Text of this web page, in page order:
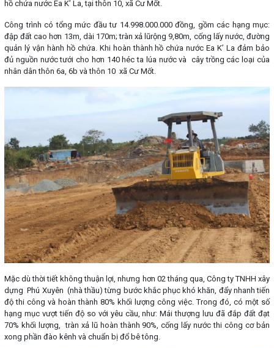
hồ chứa nước Ea K’ La, tại thôn 10, xã Cư Mốt.
Công trình có tổng mức đầu tư 14.998.000.000 đồng, gồm các hạng mục:
đập đất cao hơn 13m, dài 170m; tràn xả lũrộng 9,80m, cống lấy nước, đường
quản lý vận hành hồ chứa. Khi hoàn thành hồ chứa nước Ea K’ La đảm bảo
đủ nguồn nước tưới cho hơn 140 héc ta lúa nước và cây trồng các loại của
nhân dân thôn 6a, 6b và thôn 10 xã Cư Mốt.
Mặc dù thời tiết không thuận lợi, nhưng hơn 02 tháng qua, Công ty TNHH xây
dựng Phú Xuyên (nhà thầu) từng bước khắc phục khó khăn, đẩy nhanh tiến
độ thi công và hoàn thành 80% khối lượng công việc. Trong đó, có một số
hạng mục vượt tiến độ so với yêu cầu, như: Mái thượng lưu đã đắp đất đạt
70% khối lượng, tràn xả lũ hoàn thành 90%, cống lấy nước thi công cơ bản
xong phần đào kênh và chuẩn bị đổ bê tông.